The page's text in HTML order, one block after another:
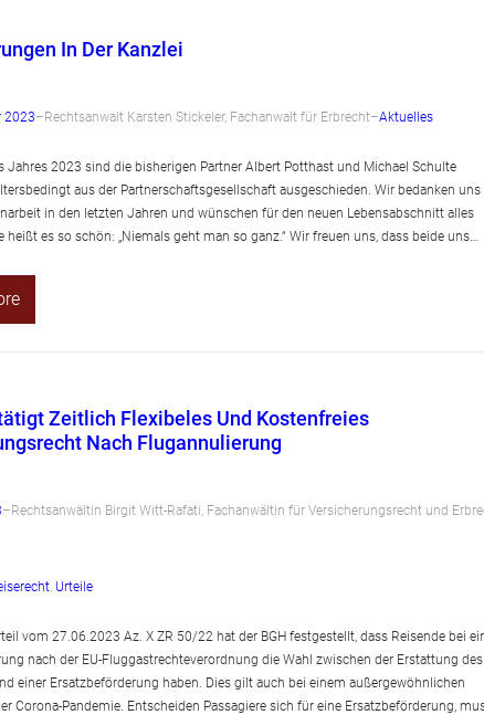
In Der Kanzlei
2023–Rechtsanwalt Karsten Stickeler, Fachanwalt für Erbrecht–Aktuelles
Jahres 2023 sind die bisherigen Partner Albert Potthast und Michael Schulte
aus der Partnerschaftsgesellschaft ausgeschieden. Wir bedanken uns
in den letzten Jahren und wünschen für den neuen Lebensabschnitt alles
heißt es so schön: „Niemals geht man so ganz.“ Wir freuen uns, dass beide uns…
Zeitlich Flexibeles Und Kostenfreies
Nach Flugannulierung
– Rechtsanwältin Birgit Witt-Rafati, Fachanwältin für Versicherungsrecht und
, Urteile
vom 27.06.2023 Az. X ZR 50/22 hat der BGH festgestellt, dass Reisende bei
nach der EU-Fluggastrechteverordnung die Wahl zwischen der Erstattung des
einer Ersatzbeförderung haben. Dies gilt auch bei einem außergewöhnlichen
Corona-Pandemie. Entscheiden Passagiere sich für eine Ersatzbeförderung,